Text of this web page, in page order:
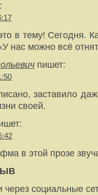
в тему! Сегодня.
нас можно всё
пишет:
заставило
своей.
в этой прозе
социальные